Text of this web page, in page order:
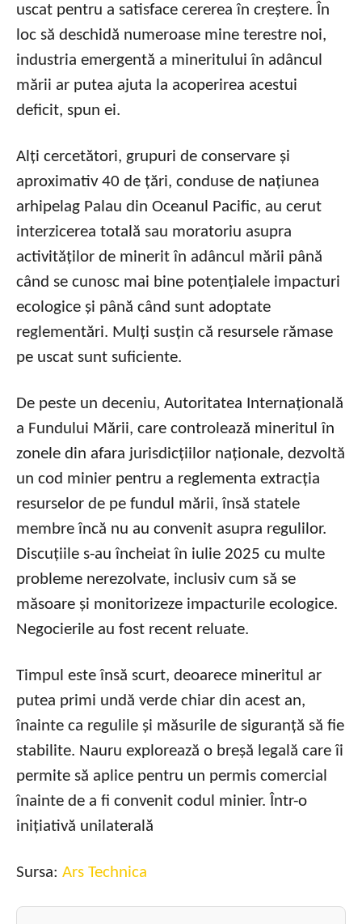
uscat pentru a satisface cererea în creștere. În
loc să deschidă numeroase mine terestre noi,
industria emergentă a mineritului în adâncul
mării ar putea ajuta la acoperirea acestui
deficit, spun ei.
Alți cercetători, grupuri de conservare și
aproximativ 40 de țări, conduse de națiunea
arhipelag Palau din Oceanul Pacific, au cerut
interzicerea totală sau moratoriu asupra
activităților de minerit în adâncul mării până
când se cunosc mai bine potențialele impacturi
ecologice și până când sunt adoptate
reglementări. Mulți susțin că resursele rămase
pe uscat sunt suficiente.
De peste un deceniu, Autoritatea Internațională
a Fundului Mării, care controlează mineritul în
zonele din afara jurisdicțiilor naționale, dezvoltă
un cod minier pentru a reglementa extracția
resurselor de pe fundul mării, însă statele
membre încă nu au convenit asupra regulilor.
Discuțiile s-au încheiat în iulie 2025 cu multe
probleme nerezolvate, inclusiv cum să se
măsoare și monitorizeze impacturile ecologice.
Negocierile au fost recent reluate.
Timpul este însă scurt, deoarece mineritul ar
putea primi undă verde chiar din acest an,
înainte ca regulile și măsurile de siguranță să fie
stabilite. Nauru explorează o breșă legală care îi
permite să aplice pentru un permis comercial
înainte de a fi convenit codul minier. Într-o
inițiativă unilaterală
Sursa: Ars Technica